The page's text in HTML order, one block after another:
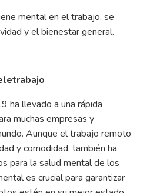
mental en el trabajo, se
y el bienestar general.
ha llevado a una rápida
muchas empresas y
Aunque el trabajo remoto
y comodidad, también ha
para la salud mental de los
es crucial para garantizar